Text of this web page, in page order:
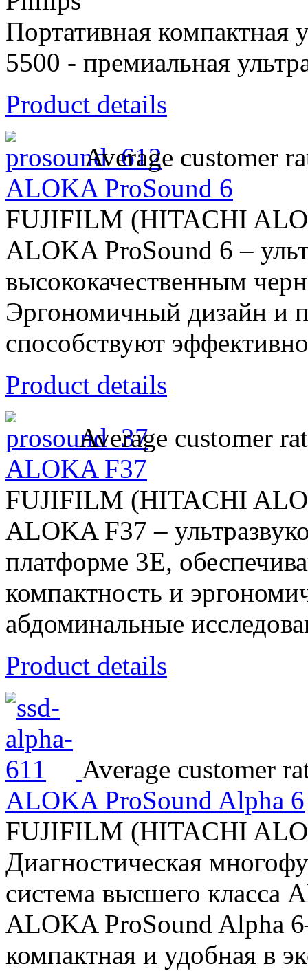
Портативная компактная
5500 - премиальная
Product details
Average customer
ALOKA ProSound 6
FUJIFILM (HITACHI
ALOKA ProSound 6 –
высококачественным
Эргономичный дизайн и
способствуют
Product details
Average customer
ALOKA F37
FUJIFILM (HITACHI
ALOKA F37 –
платформе 3E,
компактность и
абдоминальные
Product details
Average customer
ALOKA ProSound Alpha 6
FUJIFILM (HITACHI
Диагностическая
система высшего класса
ALOKA ProSound Alpha
компактная и удобная в